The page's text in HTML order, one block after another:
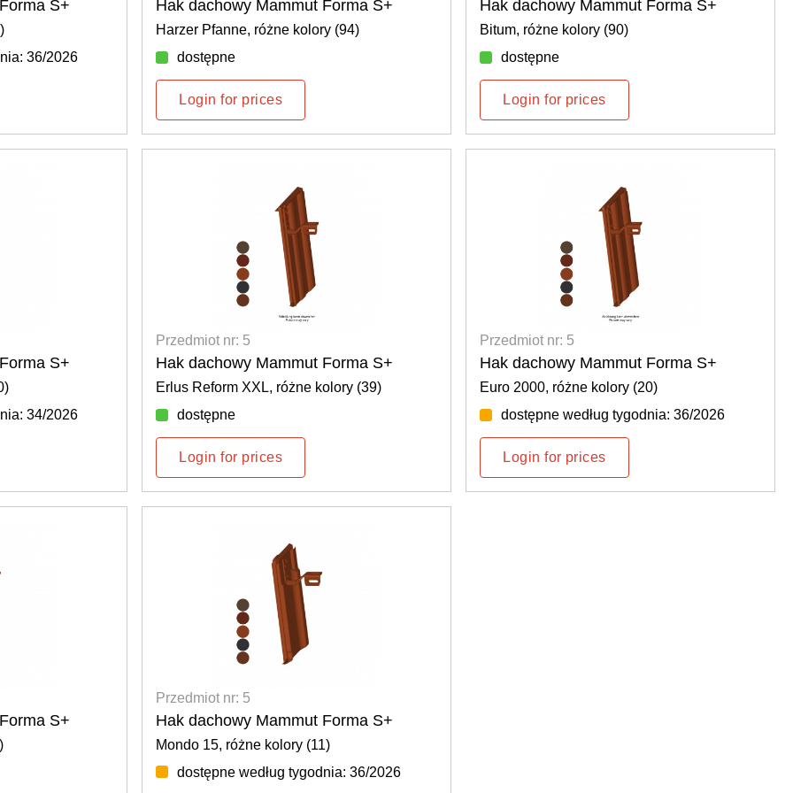
S+
36/2026
Hak dachowy Mammut Forma S+
Harzer Pfanne, różne kolory (94)
dostępne
Login for prices
Hak dachowy Mammut Forma S+
Bitum, różne kolory (90)
dostępne
Login for prices
S+
34/2026
Przedmiot nr: 5
Hak dachowy Mammut Forma S+
Erlus Reform XXL, różne kolory (39)
dostępne
Login for prices
Przedmiot nr: 5
Hak dachowy Mammut Forma S+
Euro 2000, różne kolory (20)
dostępne według tygodnia: 36/2026
Login for prices
S+
Przedmiot nr: 5
Hak dachowy Mammut Forma S+
Mondo 15, różne kolory (11)
dostępne według tygodnia: 36/2026